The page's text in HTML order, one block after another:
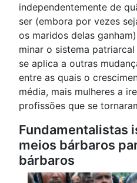
independentemente de
ser (embora por vezes
os maridos delas
minar o sistema
se aplica a outras
entre as quais o
média, mais mulheres a
profissões que se
Fundamentalistas
meios bárbaros
bárbaros